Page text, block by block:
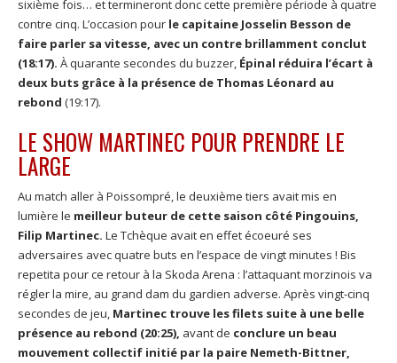
sixième fois… et termineront donc cette première période à quatre
contre cinq. L’occasion pour le capitaine Josselin Besson de
faire parler sa vitesse, avec un contre brillamment conclut
(18:17). À quarante secondes du buzzer, Épinal réduira l’écart à
deux buts grâce à la présence de Thomas Léonard au
rebond (19:17).
LE SHOW MARTINEC POUR PRENDRE LE
LARGE
Au match aller à Poissompré, le deuxième tiers avait mis en
lumière le meilleur buteur de cette saison côté Pingouins,
Filip Martinec. Le Tchèque avait en effet écoeuré ses
adversaires avec quatre buts en l’espace de vingt minutes ! Bis
repetita pour ce retour à la Skoda Arena : l’attaquant morzinois va
régler la mire, au grand dam du gardien adverse. Après vingt-cinq
secondes de jeu, Martinec trouve les filets suite à une belle
présence au rebond (20:25), avant de conclure un beau
mouvement collectif initié par la paire Nemeth-Bittner,